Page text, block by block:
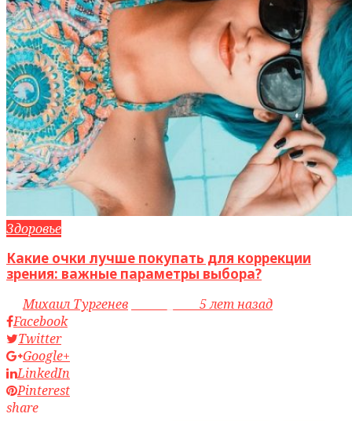
Здоровье
Какие очки лучше покупать для коррекции
зрения: важные параметры выбора?
byМихаил Тургенев
5 лет назад
Facebook
Twitter
Google+
LinkedIn
Pinterest
share